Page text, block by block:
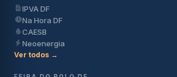
IPVA DF
Na Hora DF
CAESB
Neoenergia
Ver todos →